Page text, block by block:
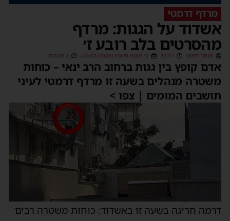
מרדף דרמטי
אשדוד על הגגות: מרדף
מהסרטים בלב רובע ז׳
מנחם דויטש 13:17 ב׳ בשבט תשפ״ו (20/01/2026) 2 תגובות
אדם קופץ בין גגות ברחוב הרב ינאי – כוחות
משטרה מנהלים בשעה זו מרדף דרמטי לעיני
תושבים המומים | צפו >
דרמה חריגה בשעה זו באשדוד: כוחות משטרה רבים